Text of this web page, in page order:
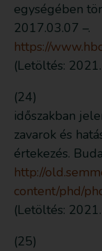
egységében
2017.03.07 –.
https://
(Letöltés:
(24)
időszakban
zavarok és
értekezés.
http://
content/phd/
(Letöltés:
(25)